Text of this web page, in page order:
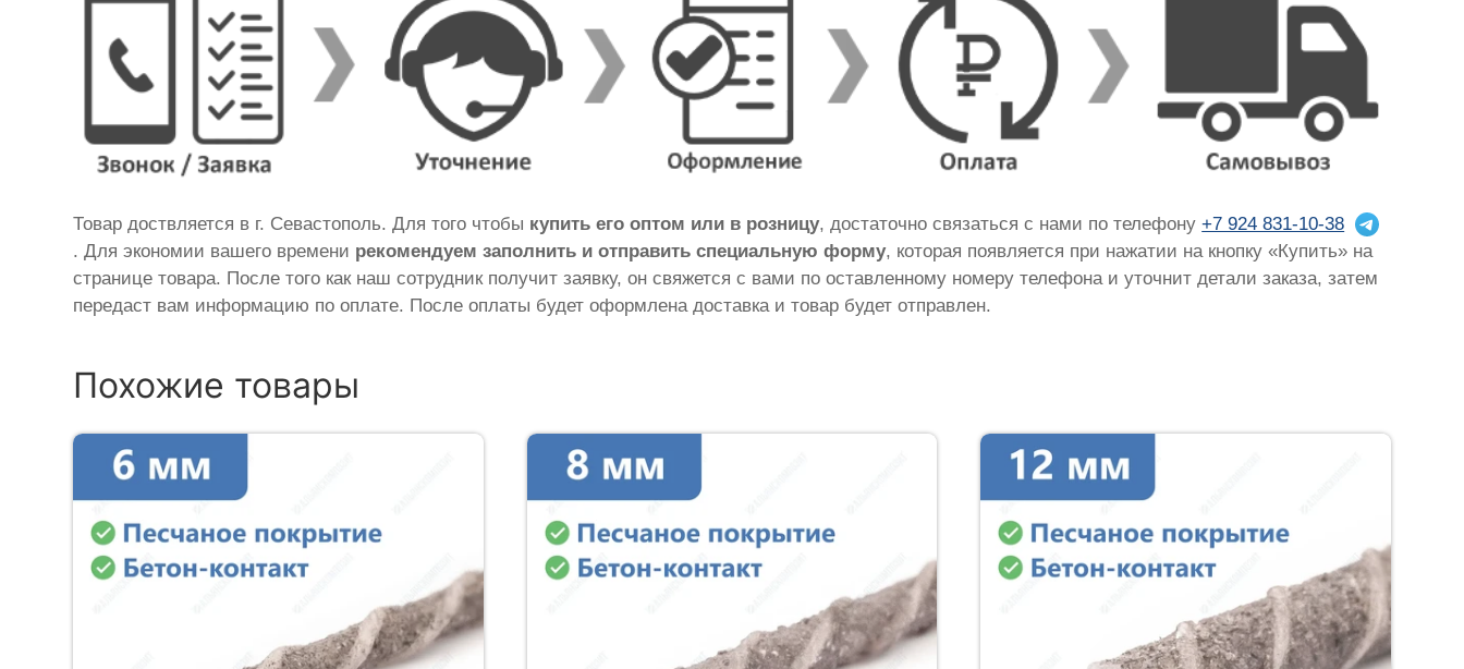
Товар доствляется в г. Севастополь. Для того чтобы купить его оптом или в розницу, достаточно связаться с нами по телефону+7 924 831-10-38
. Для экономии вашего времени рекомендуем заполнить и отправить специальную форму, которая появляется при нажатии на кнопку «Купить» на
странице товара. После того как наш сотрудник получит заявку, он свяжется с вами по оставленному номеру телефона и уточнит детали заказа, затем
передаст вам информацию по оплате. После оплаты будет оформлена доставка и товар будет отправлен.
Похожие товары